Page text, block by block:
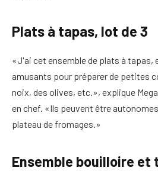
Plats à tapas, lot de 3
«J'ai cet ensemble de plats à tapas,
amusants pour préparer de petites
noix, des olives, etc.», explique
en chef. «Ils peuvent être
plateau de fromages.»
Ensemble bouilloire et